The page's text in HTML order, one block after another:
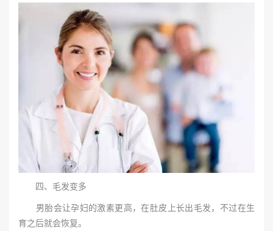
四、毛发变多
男胎会让孕妇的激素更高，在肚皮上长出毛发，不过在生
育之后就会恢复。